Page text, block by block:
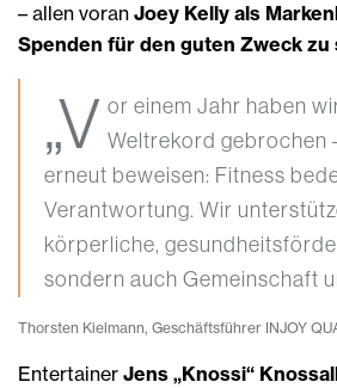
– allen voran Joey Kelly als
Spenden für den guten Zweck zu
„V or einem Jahr haben
Weltrekord gebrochen
erneut beweisen: Fitness
Verantwortung. Wir
körperliche,
sondern auch Gemeinschaft
Thorsten Kielmann, Geschäftsführer INJOY
Entertainer Jens „Knossi“